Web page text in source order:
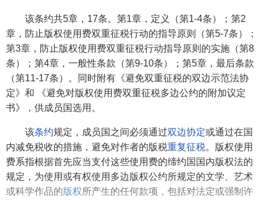
该条约共5章，17条。第1章，定义（第1-4条）；第2
章，防止版权使用费双重征税行动的指导原则（第5-7条）；
第3章，防止版权使用费双重征税行动指导原则的实施（第8
条）；第4章，一般性条款（第9-10条）；第5章，最后条款
（第11-17条）。同时附有《避免双重征税的双边示范法协
定》和 《避免对版权使用费双重征税多边公约的附加议定
书》，供成员国选用。
该条约规定，成员国之间必须通过双边协定或通过在国
内减免税收的措施，避免对作者的版税重复征税。版权使用
费系指根据首先应当支付这些使用费的缔约国国内版权法的
规定，为使用或有权使用多边版权公约所规定的文学、艺术
或科学作品的版权所产生的任何款项，包括对法定或强制许